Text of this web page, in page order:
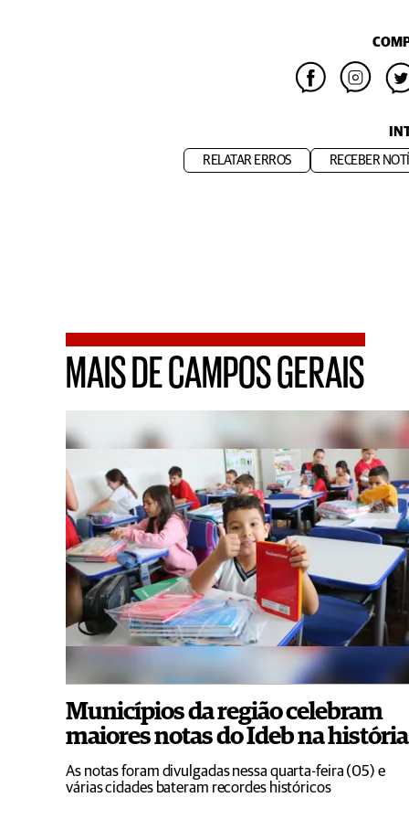
RELATAR ERROS RECEBER
MAIS DE CAMPOS GERAIS
Municípios da região celebram
maiores notas do Ideb na história
As notas foram divulgadas nessa quarta-feira (05) e
várias cidades bateram recordes históricos